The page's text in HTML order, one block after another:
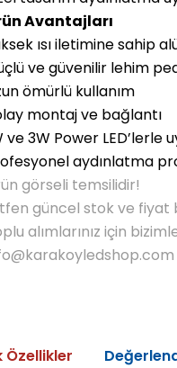
Avantajları
ısı iletimine sahip
ve güvenilir lehim
ömürlü kullanım
montaj ve bağlantı
ve 3W Power LED’lerle
aydınlatma
görseli temsilidir!
güncel stok ve fiyat
alımlarınız için
Özellikler